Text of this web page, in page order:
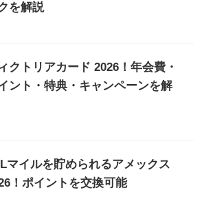
を解説
クトリアカード 2026！年会費・
ント・特典・キャンペーンを解
マイルを貯められるアメックス
！ポイントを交換可能